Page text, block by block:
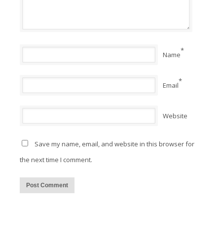
Name*
Email*
Website
Save my name, email, and website in this browser for
the next time I comment.